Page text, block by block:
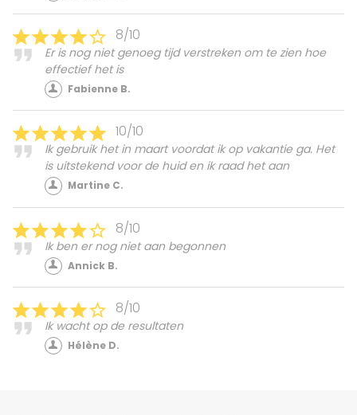
8/10
Er is nog niet genoeg tijd verstreken om te zien hoe
effectief het is
Fabienne B.
10/10
Ik gebruik het in maart voordat ik op vakantie ga. Het
is uitstekend voor de huid en ik raad het aan
Martine C.
8/10
Ik ben er nog niet aan begonnen
Annick B.
8/10
Ik wacht op de resultaten
Hélène D.